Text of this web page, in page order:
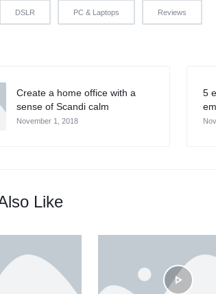
DSLR PC & Laptops Reviews
Create a home office with a
sense of Scandi calm
November 1, 2018
5
Like